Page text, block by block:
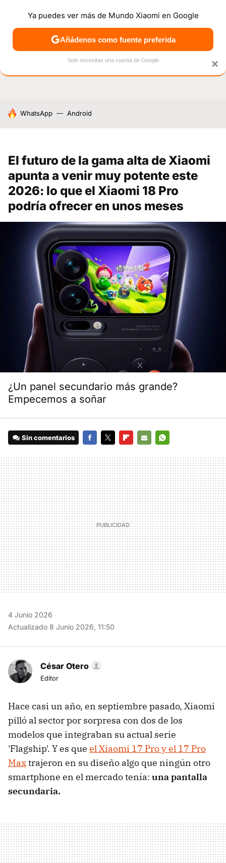
NOTICIAS MÓVILES TUTORIALES OFERTAS
HOY SE HABLA DE
WhatsApp Android
El futuro de la gama alta de Xiaomi
apunta a venir muy potente este
2026: lo que el Xiaomi 18 Pro
podría ofrecer en unos meses
¿Un panel secundario más grande?
Empecemos a soñar
Sin comentarios
MAIL
4 Junio 2026
Actualizado 8 Junio 2026, 11:50
César Otero
Editor
Hace casi un año, en septiembre pasado, Xiaomi
pilló al sector por sorpresa con dos de los
modelos que integraban su actual serie
'Flagship'. Y es que el Xiaomi 17 Pro y el 17 Pro
Maxtrajeron en su diseño algo que ningún otro
smartphone en el mercado tenía: una pantalla
secundaria.
×
Ya puedes ver más de Mundo Xiaomi en Google
Añádenos como fuente preferida
Solo necesitas una cuenta de Google